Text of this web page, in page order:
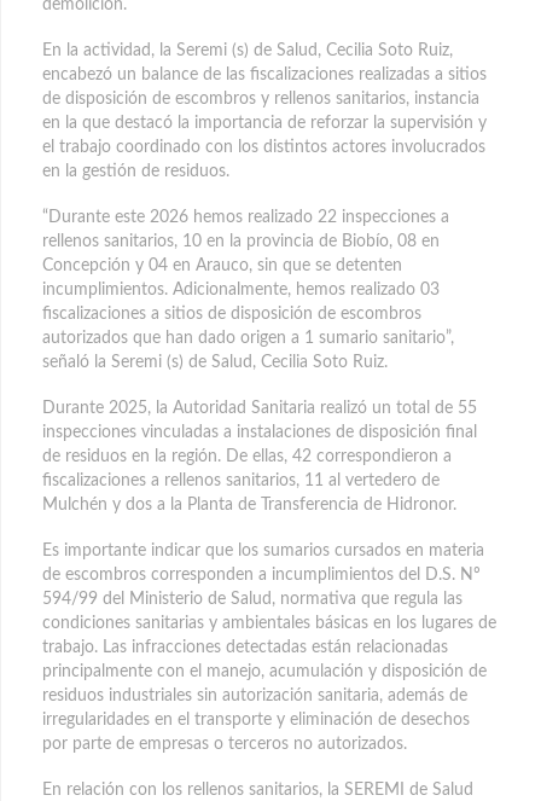
demolición.
En la actividad, la Seremi (s) de Salud, Cecilia Soto Ruiz,
encabezó un balance de las fiscalizaciones realizadas a sitios
de disposición de escombros y rellenos sanitarios, instancia
en la que destacó la importancia de reforzar la supervisión y
el trabajo coordinado con los distintos actores involucrados
en la gestión de residuos.
“Durante este 2026 hemos realizado 22 inspecciones a
rellenos sanitarios, 10 en la provincia de Biobío, 08 en
Concepción y 04 en Arauco, sin que se detenten
incumplimientos. Adicionalmente, hemos realizado 03
fiscalizaciones a sitios de disposición de escombros
autorizados que han dado origen a 1 sumario sanitario”,
señaló la Seremi (s) de Salud, Cecilia Soto Ruiz.
Durante 2025, la Autoridad Sanitaria realizó un total de 55
inspecciones vinculadas a instalaciones de disposición final
de residuos en la región. De ellas, 42 correspondieron a
fiscalizaciones a rellenos sanitarios, 11 al vertedero de
Mulchén y dos a la Planta de Transferencia de Hidronor.
Es importante indicar que los sumarios cursados en materia
de escombros corresponden a incumplimientos del D.S. Nº
594/99 del Ministerio de Salud, normativa que regula las
condiciones sanitarias y ambientales básicas en los lugares de
trabajo. Las infracciones detectadas están relacionadas
principalmente con el manejo, acumulación y disposición de
residuos industriales sin autorización sanitaria, además de
irregularidades en el transporte y eliminación de desechos
por parte de empresas o terceros no autorizados.
En relación con los rellenos sanitarios, la SEREMI de Salud